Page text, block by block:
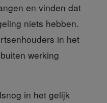
en vinden dat
niets hebben.
in het
werking
in het gelijk